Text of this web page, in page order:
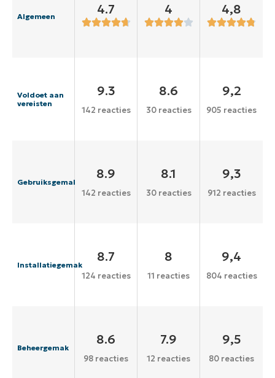
Algemeen 4.7 4 4,8
Voldoet aan
vereisten
9.3
142 reacties
8.6
30 reacties
9,2
905 reacties
Gebruiksgemak
8.9
142 reacties
8.1
30 reacties
9,3
912 reacties
Installatiegemak
8.7
124 reacties
8
11 reacties
9,4
804 reacties
Beheergemak
8.6
98 reacties
7.9
12 reacties
9,5
80 reacties